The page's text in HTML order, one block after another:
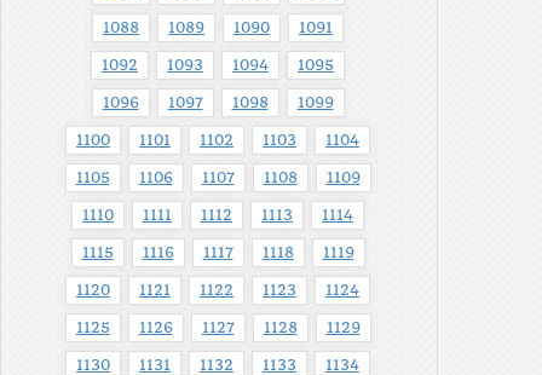
1088 1089 1090 1091
1092 1093 1094 1095
1096 1097 1098 1099
1100 1101 1102 1103 1104
1105 1106 1107 1108 1109
1110 1111 1112 1113 1114
1115 1116 1117 1118 1119
1120 1121 1122 1123 1124
1125 1126 1127 1128 1129
1130 1131 1132 1133 1134